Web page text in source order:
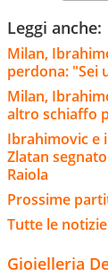
Leggi anche:
Milan,
perdona: "Sei
Milan,
altro schiaffo
Ibrahimovic e
Zlatan
Raiola
Prossime
Tutte le
Gioielleria